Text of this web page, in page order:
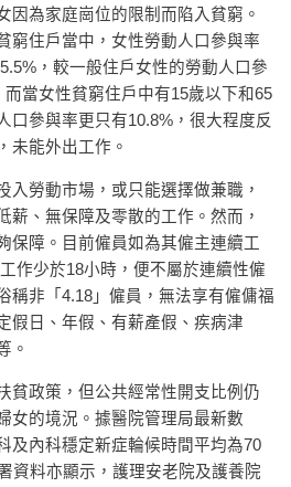
因為家庭崗位的限制而陷入貧窮。
窮住戶當中，女性勞動人口參與率
，較一般住戶女性的勞動人口參
當女性貧窮住戶中有15歲以下和65
口參與率更只有10.8%，很大程度反
未能外出工作。
入勞動市場，或只能選擇做兼職，
薪、無保障及零散的工作。然而，
保障。目前僱員如為其僱主連續工
作少於18小時，便不屬於連續性僱
稱非「4.18」僱員，無法享有僱傭福
假日、年假、有薪產假、疾病津
。
貧政策，但公共經常性開支比例仍
女的境況。據醫院管理局最新數
及內科穩定新症輪候時間平均為70
資料亦顯示，護理安老院及護養院